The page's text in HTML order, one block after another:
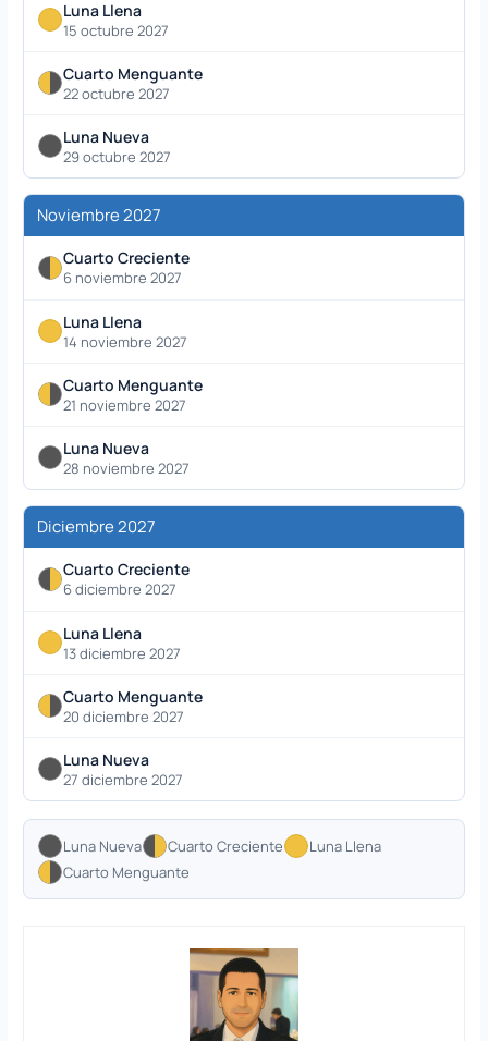
Luna Llena
15 octubre 2027
Cuarto Menguante
22 octubre 2027
Luna Nueva
29 octubre 2027
Noviembre 2027
Cuarto Creciente
6 noviembre 2027
Luna Llena
14 noviembre 2027
Cuarto Menguante
21 noviembre 2027
Luna Nueva
28 noviembre 2027
Diciembre 2027
Cuarto Creciente
6 diciembre 2027
Luna Llena
13 diciembre 2027
Cuarto Menguante
20 diciembre 2027
Luna Nueva
27 diciembre 2027
Luna Nueva Cuarto Creciente
Luna Llena
Cuarto Menguante